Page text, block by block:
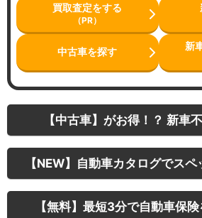
買取査定をする
（PR）
中古車を探す 新
【中古車】がお得！？ 新車
【NEW】自動車カタログでスペ
【無料】最短3分で自動車保